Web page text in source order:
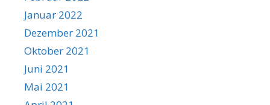
Januar 2022
Dezember 2021
Oktober 2021
Juni 2021
Mai 2021